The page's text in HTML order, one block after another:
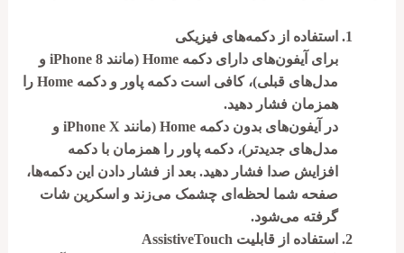
استفاده از دکمه‌های فیزیکی
برای آیفون‌های دارای دکمه Home (مانند iPhone 8 و
مدل‌های قبلی)، کافی است دکمه پاور و دکمه Home
را
همزمان فشار دهید.
در آیفون‌های بدون دکمه Home (مانند iPhone X و
مدل‌های جدیدتر)، دکمه پاور را همزمان با دکمه
افزایش صدا فشار دهید. بعد از فشار دادن این دکمه‌ها،
صفحه شما لحظه‌ای چشمک می‌زند و اسکرین شات
گرفته می‌شود.
استفاده از قابلیت AssistiveTouch